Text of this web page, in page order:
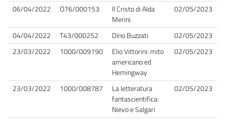
06/04/2022 O76/000153
Il Cristo di Alda
Merini
02/05/2023
04/04/2022 T43/000252 Dino Buzzati
02/05/2023
23/03/2022
1000/009190
Elio Vittorini: mito
americano ed
Hemingway
02/05/2023
23/03/2022 1000/008787
La letteratura
fantascientifica:
Nievo e Salgari
02/05/2023